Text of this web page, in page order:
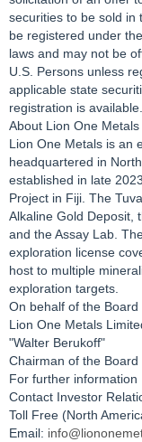
securities to be sold in
be registered under
laws and may not be
U.S. Persons unless
applicable state
registration is available.
About Lion One Metals
Lion One Metals is an
headquartered in
established in late
Project in Fiji. The
Alkaline Gold Deposit,
and the Assay Lab.
exploration license
host to multiple
exploration targets.
On behalf of the
Lion One Metals
"Walter Berukoff"
Chairman of the Board
For further information
Contact Investor
Toll Free (North
Email: